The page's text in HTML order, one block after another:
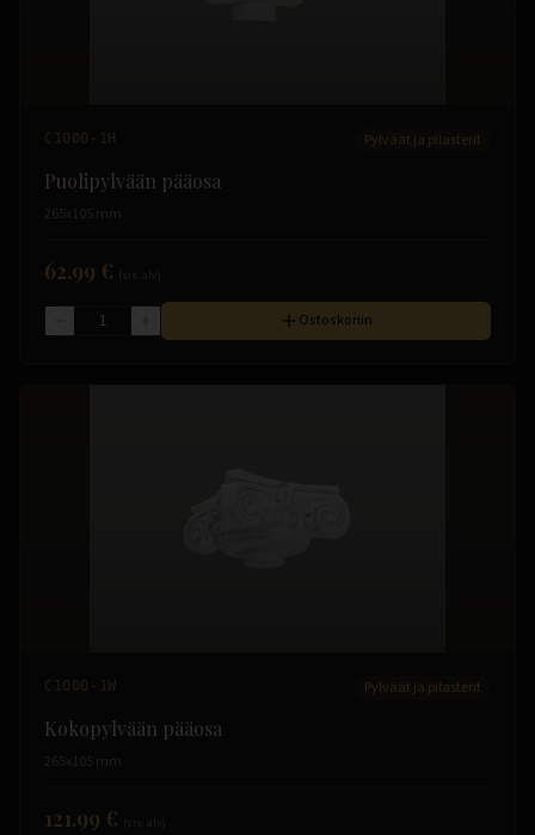
C1000-1H Pylväät ja pilasterit
Puolipylvään pääosa
265x105 mm
62.99 €
Ostoskoriin
C1000-1W Pylväät ja pilasterit
Kokopylvään pääosa
265x105 mm
121.99 €